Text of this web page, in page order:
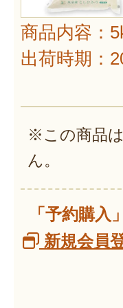
商品内容：
出荷時期：
※この商品
ん。
「予約購入
新規会員